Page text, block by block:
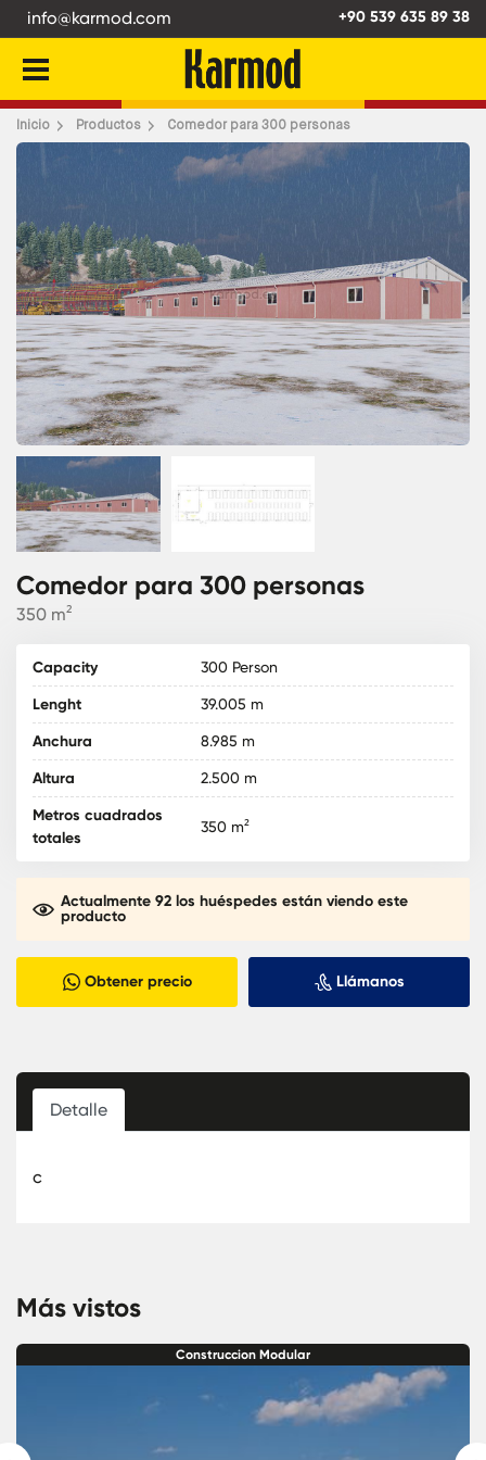
info@karmod.com +90 539 635 89 38
Inicio Productos Comedor para 300 personas
Comedor para 300 personas
350 m²
Capacity 300 Person
Lenght 39.005 m
Anchura 8.985 m
Altura 2.500 m
Metros cuadrados
totales
350 m²
Actualmente 92 los huéspedes están viendo este
producto
Obtener precio Llámanos
Detalle
c
Más vistos
Construccion Modular